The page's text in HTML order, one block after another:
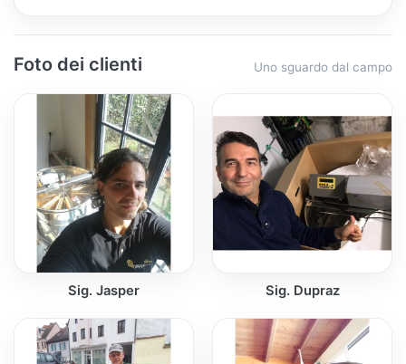
Foto dei clienti Uno sguardo dal campo
Sig. Jasper Sig. Dupraz